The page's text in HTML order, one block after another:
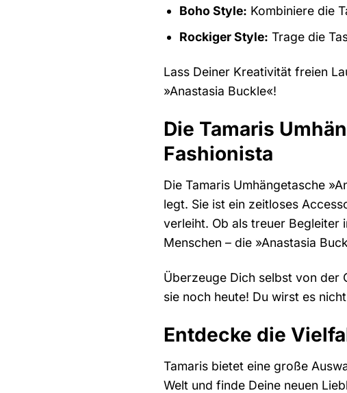
Boho Style: Kombiniere die
Rockiger Style: Trage die
Lass Deiner Kreativität freien
»Anastasia Buckle«!
Die Tamaris
Fashionista
Die Tamaris Umhängetasche
legt. Sie ist ein zeitloses
verleiht. Ob als treuer Begleiter
Menschen – die »Anastasia
Überzeuge Dich selbst von der
sie noch heute! Du wirst es
Entdecke die
Tamaris bietet eine große
Welt und finde Deine neuen